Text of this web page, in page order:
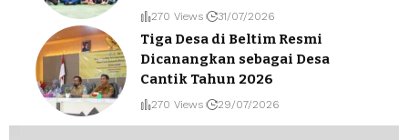
270 Views 31/07/2026
Tiga Desa di Beltim Resmi
Dicanangkan sebagai Desa
Cantik Tahun 2026
270 Views 29/07/2026